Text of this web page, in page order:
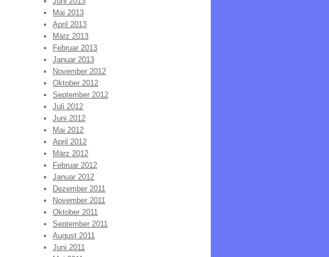
Mai 2013
April 2013
März 2013
Februar 2013
Januar 2013
November 2012
Oktober 2012
September 2012
Juli 2012
Juni 2012
Mai 2012
April 2012
März 2012
Februar 2012
Januar 2012
Dezember 2011
November 2011
Oktober 2011
September 2011
August 2011
Juni 2011